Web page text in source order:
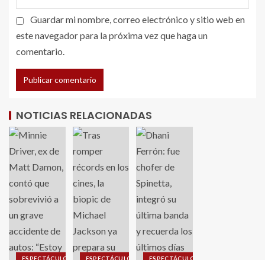
Guardar mi nombre, correo electrónico y sitio web en
este navegador para la próxima vez que haga un
comentario.
NOTICIAS RELACIONADAS
ESPECTÁCULO ESPECTÁCULO ESPECTÁCULO